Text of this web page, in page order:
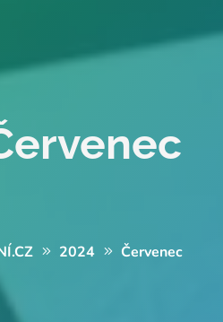
2024 Červenec